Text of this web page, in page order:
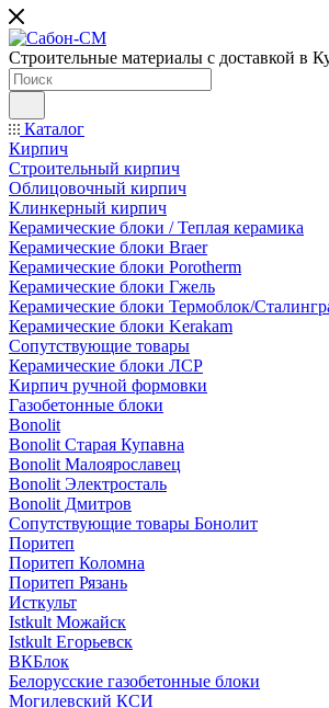
Строительные материалы с доставкой в
Каталог
Кирпич
Строительный кирпич
Облицовочный кирпич
Клинкерный кирпич
Керамические блоки / Теплая керамика
Керамические блоки Braer
Керамические блоки Porotherm
Керамические блоки Гжель
Керамические блоки Термоблок/
Керамические блоки Kerakam
Сопутствующие товары
Керамические блоки ЛСР
Кирпич ручной формовки
Газобетонные блоки
Bonolit
Bonolit Старая Купавна
Bonolit Малоярославец
Bonolit Электросталь
Bonolit Дмитров
Сопутствующие товары Бонолит
Поритеп
Поритеп Коломна
Поритеп Рязань
Исткульт
Istkult Можайск
Istkult Егорьевск
ВКБлок
Белорусские газобетонные блоки
Могилевский КСИ